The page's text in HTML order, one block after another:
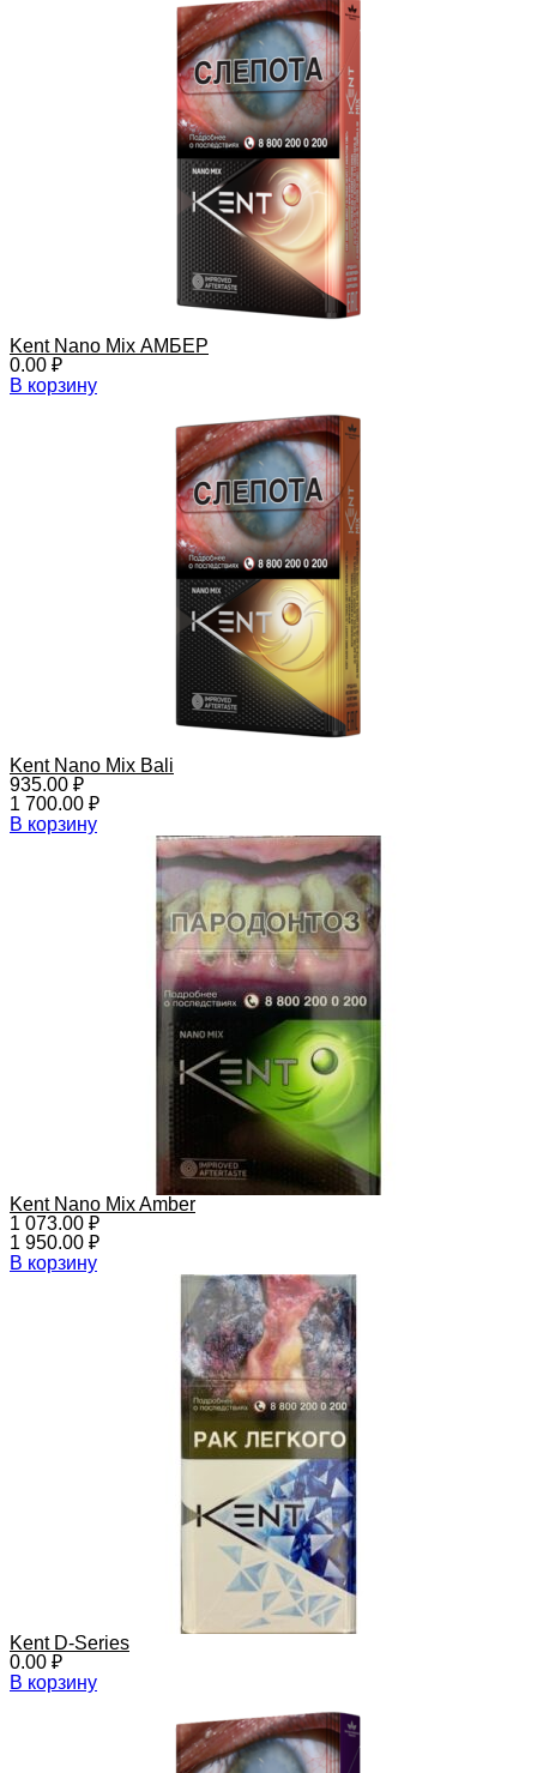
Kent Nano Mix АМБЕР
0.00 ₽
В корзину
Kent Nano Mix Bali
935.00 ₽
1 700.00 ₽
В корзину
Kent Nano Mix Amber
1 073.00 ₽
1 950.00 ₽
В корзину
Kent D-Series
0.00 ₽
В корзину